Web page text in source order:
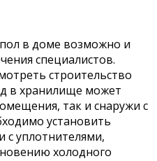
в доме возможно и
специалистов.
строительство
в хранилище может
так и снаружи с
установить
с уплотнителями,
холодного